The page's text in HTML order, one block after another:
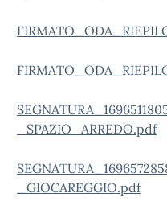
_SPAZIO_ARREDO.pdf
_GIOCAREGGIO.pdf